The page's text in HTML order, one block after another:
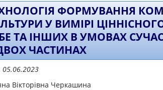
ФОРМУВАННЯ
У ВИМІРІ
ТА ІНШИХ В УМОВАХ
ЧАСТИНАХ
05.06.2023
Вікторівна Черкашина